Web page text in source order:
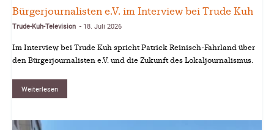
Bürgerjournalisten e.V. im Interview bei Trude Kuh
Trude-Kuh-Television - 18. Juli 2026
Im Interview bei Trude Kuh spricht Patrick Reinisch-Fahrland über
den Bürgerjournalisten e.V. und die Zukunft des Lokaljournalismus.
Weiterlesen